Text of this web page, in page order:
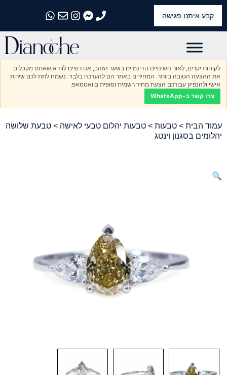
קבע איתנו פגישה
התקשרו אלינו
התקשרו אלינו
התקשרו אלינו
התקשרו אלינו
התקשרו אלינו
לקוחות יקרים, לאור השינויים הדינמיים בשער הזהב, אנו רוצים לוודא שאתם מקבלים
את ההצעה הטובה ביותר. המחירים באתר הם להערכה בלבד. נשמח לתת לכם שירות
אישי ולהנפיק עבורכם הצעת מחיר רשמית וסופית בוואטסאפ.
צרו קשר ב-WhatsApp
עמוד הבית > טבעות > טבעות יהלום טבעי לאישה > טבעת שלושה
יהלומים בסגנון וינטג
🔍